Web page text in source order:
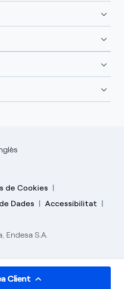
Client
de Cookies
Dades
Accessibilitat
Endesa S.A.